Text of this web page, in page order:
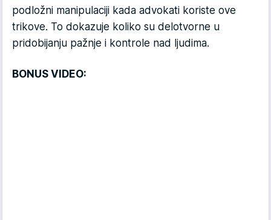
podložni manipulaciji kada advokati koriste ove
trikove. To dokazuje koliko su delotvorne u
pridobijanju pažnje i kontrole nad ljudima.
BONUS VIDEO: